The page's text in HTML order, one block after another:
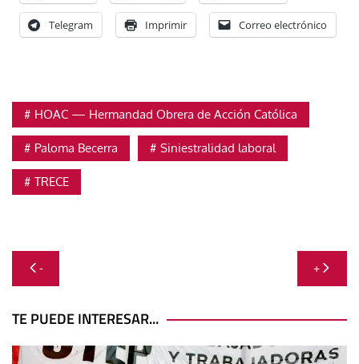
Telegram Imprimir Correo electrónico
HOAC — Hermandad Obrera de Acción Católica
Paloma Becerra Siniestralidad laboral
TRECE
Navegación
de
entradas
- +
TE PUEDE INTERESAR...